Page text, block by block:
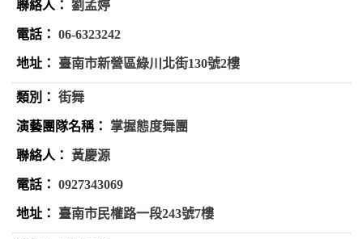
劉孟婷
06-6323242
臺南市新營區綠川北街130號2樓
街舞
掌握態度舞團
黃慶源
0927343069
臺南市民權路一段243號7樓